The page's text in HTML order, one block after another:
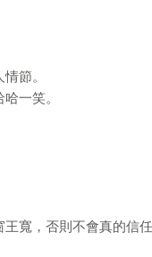
節。
一笑。
寬，否則不會真的信任